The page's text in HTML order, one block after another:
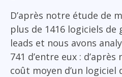
D’après notre étude de
plus de 1416 logiciels de
leads et nous avons
741 d’entre eux : d’après
coût moyen d’un logiciel